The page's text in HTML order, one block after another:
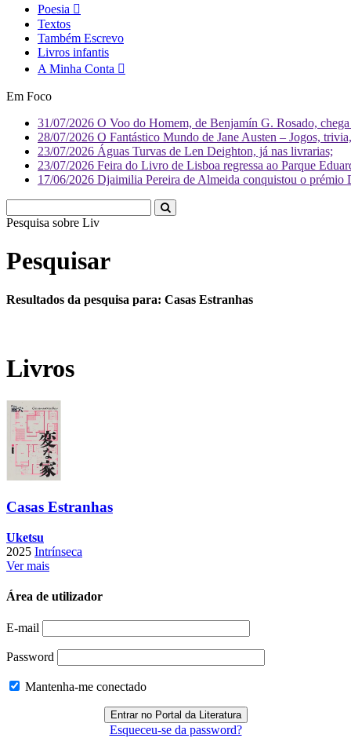
Poesia
Textos
Também Escrevo
Livros infantis
A Minha Conta
Em Foco
31/07/2026 O Voo do Homem, de Benjamín G. Rosado,
28/07/2026 O Fantástico Mundo de Jane Austen – Jogos,
23/07/2026 Águas Turvas de Len Deighton, já nas livrarias;
23/07/2026 Feira do Livro de Lisboa regressa ao Parque
17/06/2026 Djaimilia Pereira de Almeida conquistou o
Pesquisa sobre Literatura
Pesquisar
Resultados da pesquisa para: Casas Estranhas
Livros
Casas Estranhas
Uketsu
2025 Intrínseca
Ver mais
Área de utilizador
E-mail
Password
Mantenha-me conectado
Esqueceu-se da password?